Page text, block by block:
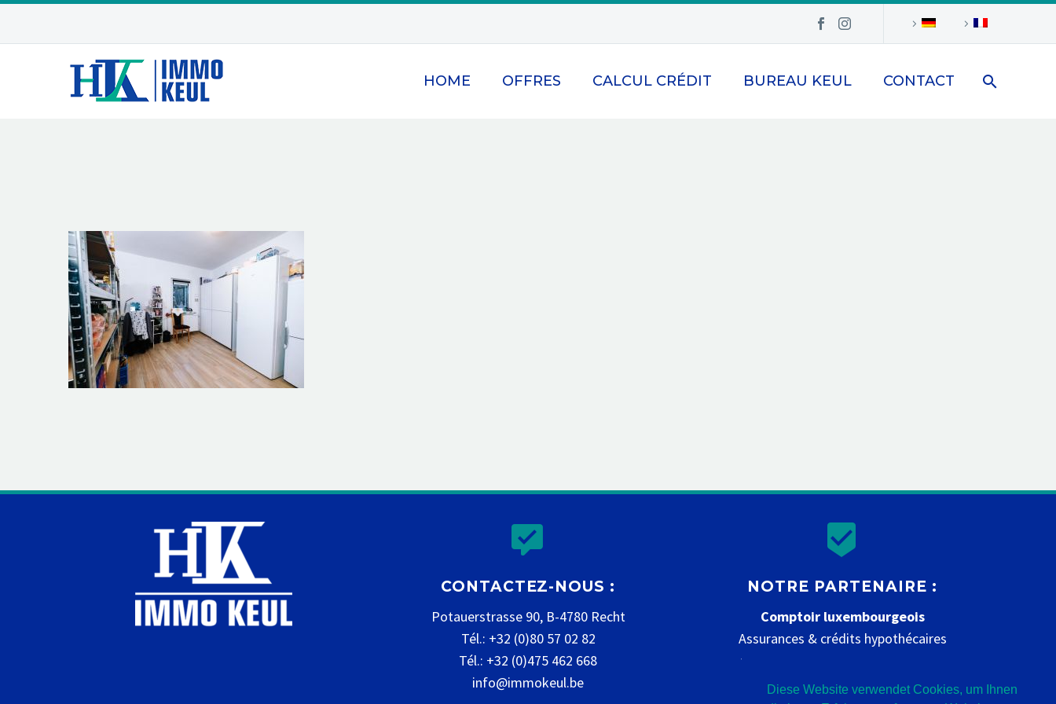
HOME OFFRES CALCUL CRÉDIT BUREAU KEUL CONTACT


CONTACTEZ-NOUS :
Potauerstrasse 90, B-4780 Recht
Tél.: +32 (0)80 57 02 82
Tél.: +32 (0)475 462 668
info@immokeul.be


NOTRE PARTENAIRE :
Comptoir luxembourgeois
Assurances & crédits hypothécaires
www.comptoir-luxembourgeois.be
Diese Website verwendet Cookies, um Ihnen